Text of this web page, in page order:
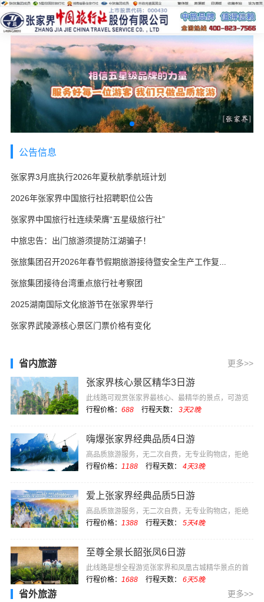
公告信息
张家界3月底执行2026年夏秋航季航班计划
2026年张家界中国旅行社招聘职位公告
张家界中国旅行社连续荣膺“五星级旅行社”
中旅忠告：出门旅游须提防江湖骗子！
张旅集团召开2026年春节假期旅游接待暨安全生产工作复盘会
张旅集团接待台湾重点旅行社考察团
2025湖南国际文化旅游节在张家界举行
张家界武陵源核心景区门票价格有变化
省内旅游 更多>>
张家界核心景区精华3日游
此线路可观赏张家界最核心、最精华的景点，可游览
电影《阿凡达》···
行程价格： 688 行程天数： 3天2晚
嗨爆张家界经典品质4日游
高品质旅游服务，无二次自费，无专业购物店，拒绝
低价坑团
行程价格： 1188 行程天数： 4天3晚
爱上张家界经典品质5日游
高品质旅游服务，无二次自费，无专业购物店，拒绝
低价坑团
行程价格： 1388 行程天数： 5天4晚
至尊全景长韶张凤6日游
此线路是想全程游览张家界和凤凰古城精华景点的首
选，长沙开始长···
行程价格： 1688 行程天数： 6天5晚
省外旅游 更多>>